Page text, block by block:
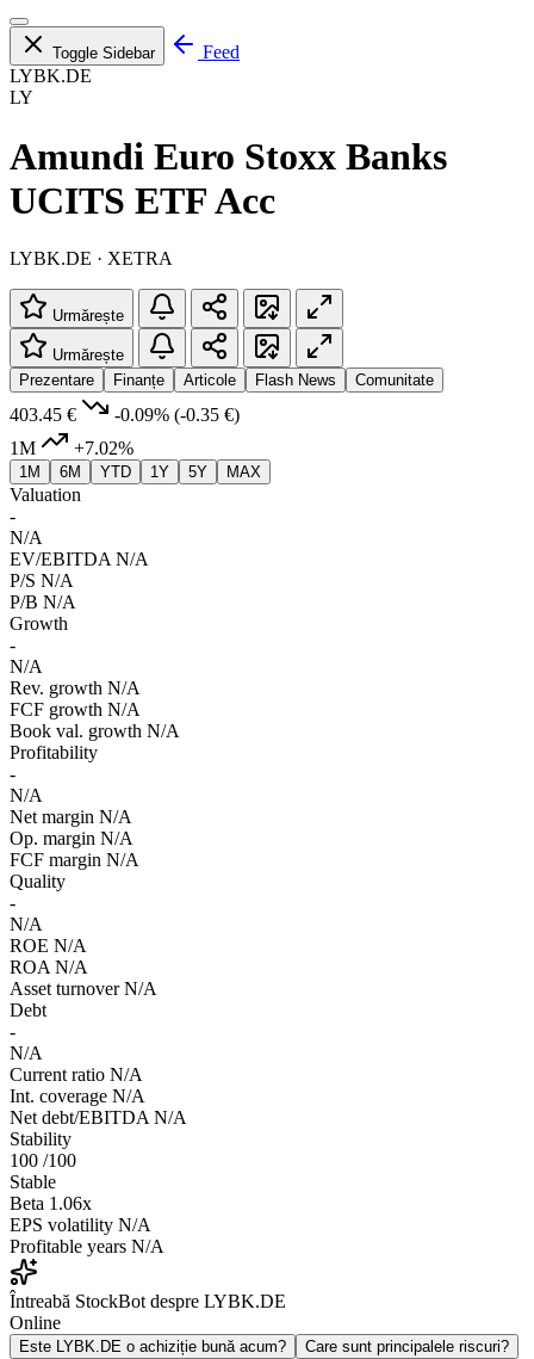
Toggle Sidebar
Feed
LYBK.DE
LY
Amundi Euro Stoxx Banks
UCITS ETF Acc
LYBK.DE · XETRA
Urmărește
Urmărește
Prezentare
Finanțe Articole Flash News Comunitate
403.45 € -0.09% (-0.35 €)
1M
+7.02%
1M 6M YTD 1Y 5Y MAX
Valuation
-
N/A
EV/EBITDA N/A
P/S N/A
P/B N/A
Growth
-
N/A
Rev. growth N/A
FCF growth N/A
Book val. growth N/A
Profitability
-
N/A
Net margin N/A
Op. margin N/A
FCF margin N/A
Quality
-
N/A
ROE N/A
ROA N/A
Asset turnover N/A
Debt
-
N/A
Current ratio N/A
Int. coverage N/A
Net debt/EBITDA N/A
Stability
100 /100
Stable
Beta 1.06x
EPS volatility N/A
Profitable years N/A
Întreabă StockBot despre LYBK.DE
Online
Este LYBK.DE o achiziție bună acum?
Care sunt principalele riscuri?